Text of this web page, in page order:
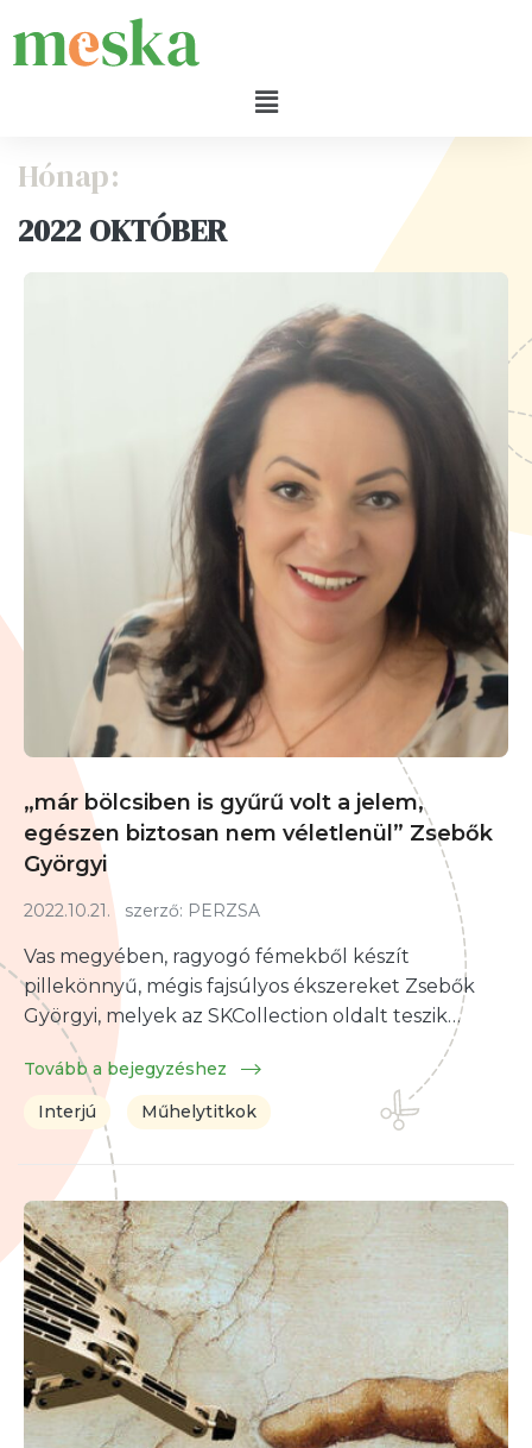
Hónap:
2022 OKTÓBER
„már bölcsiben is gyűrű volt a jelem,
egészen biztosan nem véletlenül” Zsebők
Györgyi
2022.10.21. szerző: PERZSA
Vas megyében, ragyogó fémekből készít
pillekönnyű, mégis fajsúlyos ékszereket Zsebők
Györgyi, melyek az SKCollection oldalt teszik…
Tovább a bejegyzéshez
Interjú
Műhelytitkok